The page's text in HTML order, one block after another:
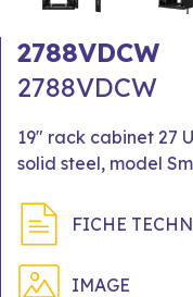
2788VDCW
2788VDCW
19" rack cabinet 27
solid steel, model
FICHE
IMAGE